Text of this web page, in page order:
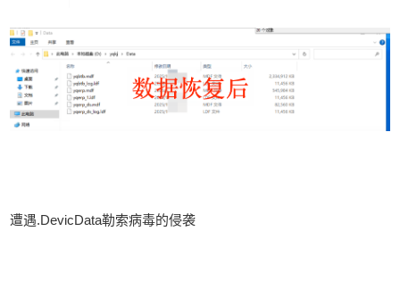
遭遇.DevicData勒索病毒的侵袭